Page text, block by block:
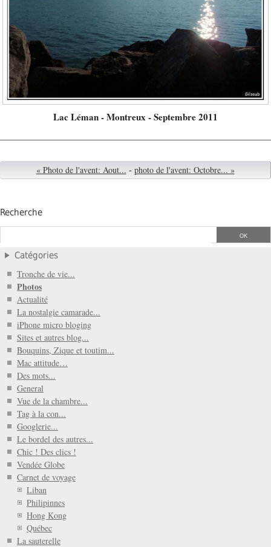
Lac Léman - Montreux - Septembre 2011
« Photo de l'avent: Aout... - photo de l'avent: Octobre... »
Recherche
Catégories
Tronche de vie...
Photos
Actualité
La nostalgie camarade...
iPhone micro bloging
Sites et autres blog...
Bouquins, Zique et toutim...
Mac attitude…
Des mots...
General
Vue de la chambre...
Tag à la con...
Googlerie...
Le bordel des autres...
Chic ! Des clics !
Vendée Globe
Carnet de voyage
Liban
Philipinnes
Hong Kong
Québec
La sauterelle